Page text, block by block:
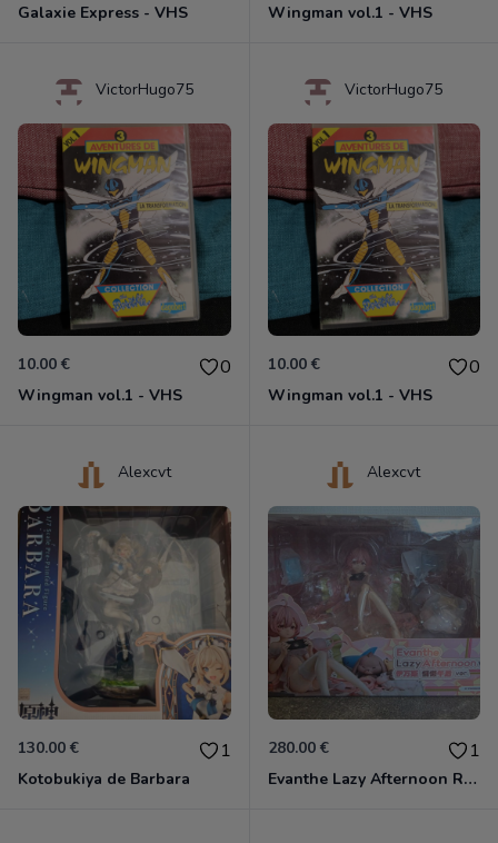
Galaxie Express - VHS Wingman vol.1 - VHS
VictorHugo75
10.00 € 0
Wingman vol.1 - VHS
VictorHugo75
10.00 € 0
Wingman vol.1 - VHS
Alexcvt
130.00 € 1
Kotobukiya de Barbara
Alexcvt
280.00 € 1
Evanthe Lazy Afternoon Red Pride of Eden